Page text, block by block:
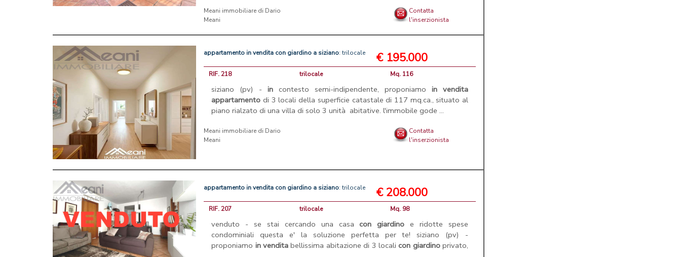
Meani immobiliare di Dario
Meani
Contatta
l'inserzionista
appartamento in vendita con giardino a siziano: trilocale € 195.000
RIF. 218 trilocale Mq. 116
siziano (pv) -in contesto semi-indipendente, proponiamoin vendita
appartamento di 3 locali della superficie catastale di 117 mq.ca., situato al
piano rialzato di una villa di solo 3 unità abitative. l'immobile gode ...
Meani immobiliare di Dario
Meani
Contatta
l'inserzionista
appartamento in vendita con giardino a siziano: trilocale € 208.000
RIF. 207 trilocale Mq. 98
venduto - se stai cercando una casacon giardino e ridotte spese
condominiali questa e' la soluzione perfetta per te! siziano (pv) -
proponiamo in vendita bellissima abitazione di 3 localicon giardinoprivato,